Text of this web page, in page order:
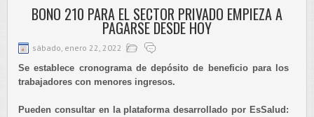
BONO 210 PARA EL SECTOR PRIVADO EMPIEZA A
PAGARSE DESDE HOY
sábado, enero 22, 2022
Se establece cronograma de depósito de beneficio para los
trabajadores con menores ingresos.
Pueden consultar en la plataforma desarrollado por EsSalud: